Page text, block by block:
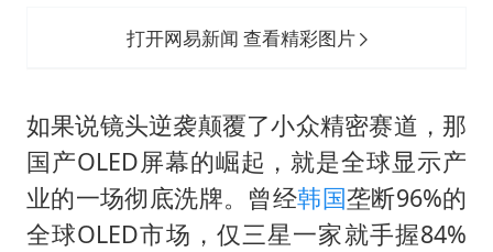
打开网易新闻 查看精彩图片
如果说镜头逆袭颠覆了小众精密赛道，那
国产OLED屏幕的崛起，就是全球显示产
业的一场彻底洗牌。曾经韩国垄断96%的
全球OLED市场，仅三星一家就手握84%